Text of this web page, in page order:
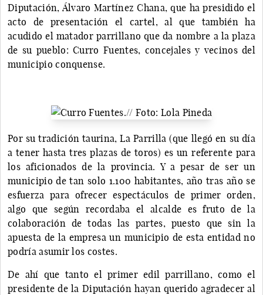
Diputación, Álvaro Martínez Chana, que ha presidido el
acto de presentación el cartel, al que también ha
acudido el matador parrillano que da nombre a la plaza
de su pueblo: Curro Fuentes, concejales y vecinos del
municipio conquense.
Por su tradición taurina, La Parrilla (que llegó en su día
a tener hasta tres plazas de toros) es un referente para
los aficionados de la provincia. Y a pesar de ser un
municipio de tan solo 1.100 habitantes, año tras año se
esfuerza para ofrecer espectáculos de primer orden,
algo que según recordaba el alcalde es fruto de la
colaboración de todas las partes, puesto que sin la
apuesta de la empresa un municipio de esta entidad no
podría asumir los costes.
De ahí que tanto el primer edil parrillano, como el
presidente de la Diputación hayan querido agradecer al